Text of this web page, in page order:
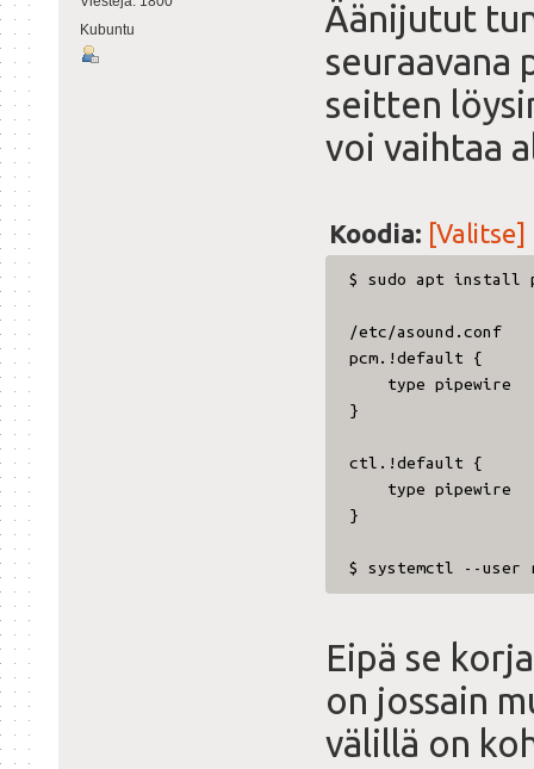
Kubuntu
Äänijutut
seuraavana
seitten
voi vaihtaa
Koodia: [Valitse]
$ sudo apt install
/etc/asound.conf
pcm.!default {
type pipewire
}
ctl.!default {
type pipewire
}
$ systemctl --user
Eipä se
on jossain
välillä on